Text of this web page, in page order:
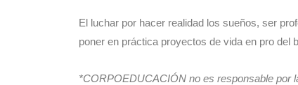
El luchar por hacer realidad los sueños, ser
poner en práctica proyectos de vida en pro del
*CORPOEDUCACIÓN no es responsable por